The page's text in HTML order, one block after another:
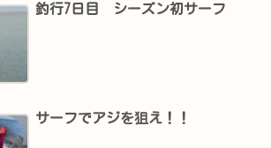
釣行7日目 シーズン初サーフ
サーフでアジを狙え！！